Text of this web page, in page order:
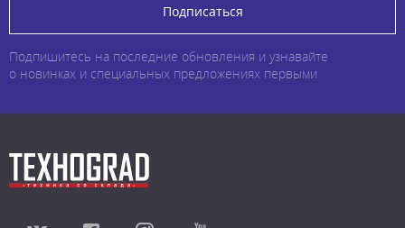
Подписаться
Подпишитесь на последние обновления и узнавайте
о новинках и специальных предложениях первыми